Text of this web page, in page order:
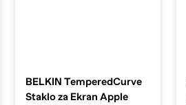
BELKIN TemperedCurve
Staklo za Ekran Apple